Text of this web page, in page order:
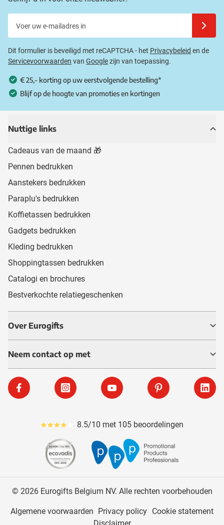
Dit formulier is beveiligd met reCAPTCHA - het Privacybeleid en de
Servicevoorwaarden van Googlezijn van toepassing.
€ 25,- korting op uw eerstvolgende bestelling*
Blijf op de hoogte van promoties en kortingen
Nuttige links
Cadeaus van de maand 🎁
Pennen bedrukken
Aanstekers bedrukken
Paraplu's bedrukken
Koffietassen bedrukken
Gadgets bedrukken
Kleding bedrukken
Shoppingtassen bedrukken
Catalogi en brochures
Bestverkochte relatiegeschenken
Over Eurogifts
Neem contact op met
Facebook Instagram YouTube Pinterest
Gemiddeld reviewpercentage is 85
8.5/10 met 105 beoordelingen
© 2026 Eurogifts Belgium NV. Alle rechten voorbehouden
Algemene voorwaarden Privacy policy Cookie statement